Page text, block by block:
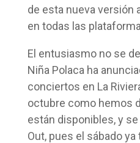
de esta nueva versión
en todas las
El entusiasmo no se
Niña Polaca ha
conciertos en La
octubre como hemos
están disponibles, y
Out, pues el sábado